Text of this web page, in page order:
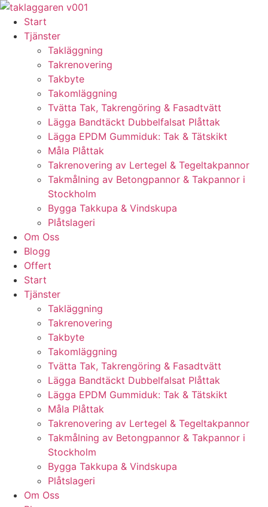
Skip
content
Start
Tjänster
Takläggning
Takrenovering
Takbyte
Takomläggning
Tvätta Tak, Takrengöring & Fasadtvätt
Lägga Bandtäckt Dubbelfalsat Plåttak
Lägga EPDM Gummiduk: Tak & Tätskikt
Måla Plåttak
Takrenovering av Lertegel & Tegeltakpannor
Takmålning av Betongpannor & Takpannor i
Stockholm
Bygga Takkupa & Vindskupa
Plåtslageri
Om Oss
Blogg
Offert
Start
Tjänster
Takläggning
Takrenovering
Takbyte
Takomläggning
Tvätta Tak, Takrengöring & Fasadtvätt
Lägga Bandtäckt Dubbelfalsat Plåttak
Lägga EPDM Gummiduk: Tak & Tätskikt
Måla Plåttak
Takrenovering av Lertegel & Tegeltakpannor
Takmålning av Betongpannor & Takpannor i
Stockholm
Bygga Takkupa & Vindskupa
Plåtslageri
Om Oss